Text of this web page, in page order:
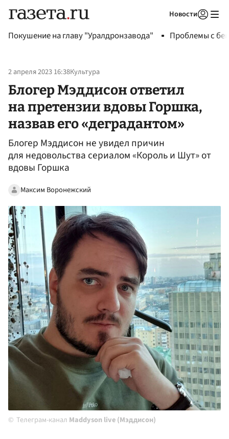
Новости
Покушение на главу "Уралдронзавода" Проблемы с
2 апреля 2023 16:38Культура
Блогер Мэддисон ответил
на претензии вдовы Горшка,
назвав его «деградантом»
Блогер Мэддисон не увидел причин
для недовольства сериалом «Король и Шут» от
вдовы Горшка
Максим Воронежский
Телеграм-канал Maddyson live (Мэддисон)